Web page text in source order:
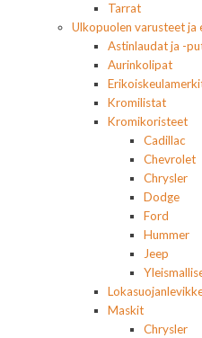
Tarrat
Ulkopuolen varusteet ja
Astinlaudat ja -
Aurinkolipat
Kromilistat
Kromikoristeet
Cadillac
Chevrolet
Chrysler
Dodge
Ford
Hummer
Jeep
Maskit
Chrysler